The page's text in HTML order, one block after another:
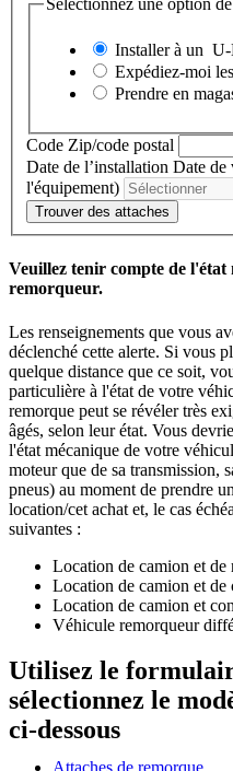
Sélectionnez une option
Installer à un U-
Expédiez-moi
Prendre en
Code Zip/code postal
Date de l’installation Date de
l'équipement)
Trouver des attaches
Veuillez tenir compte de l'état
remorqueur.
Les renseignements que vous
déclenché cette alerte. Si vous
quelque distance que ce soit,
particulière à l'état de votre
remorque peut se révéler très
âgés, selon leur état. Vous
l'état mécanique de votre
moteur que de sa transmission,
pneus) au moment de prendre
location/cet achat et, le cas
suivantes :
Location de camion et
Location de camion et de
Location de camion et
Véhicule remorqueur
Utilisez le
sélectionnez le
ci-dessous